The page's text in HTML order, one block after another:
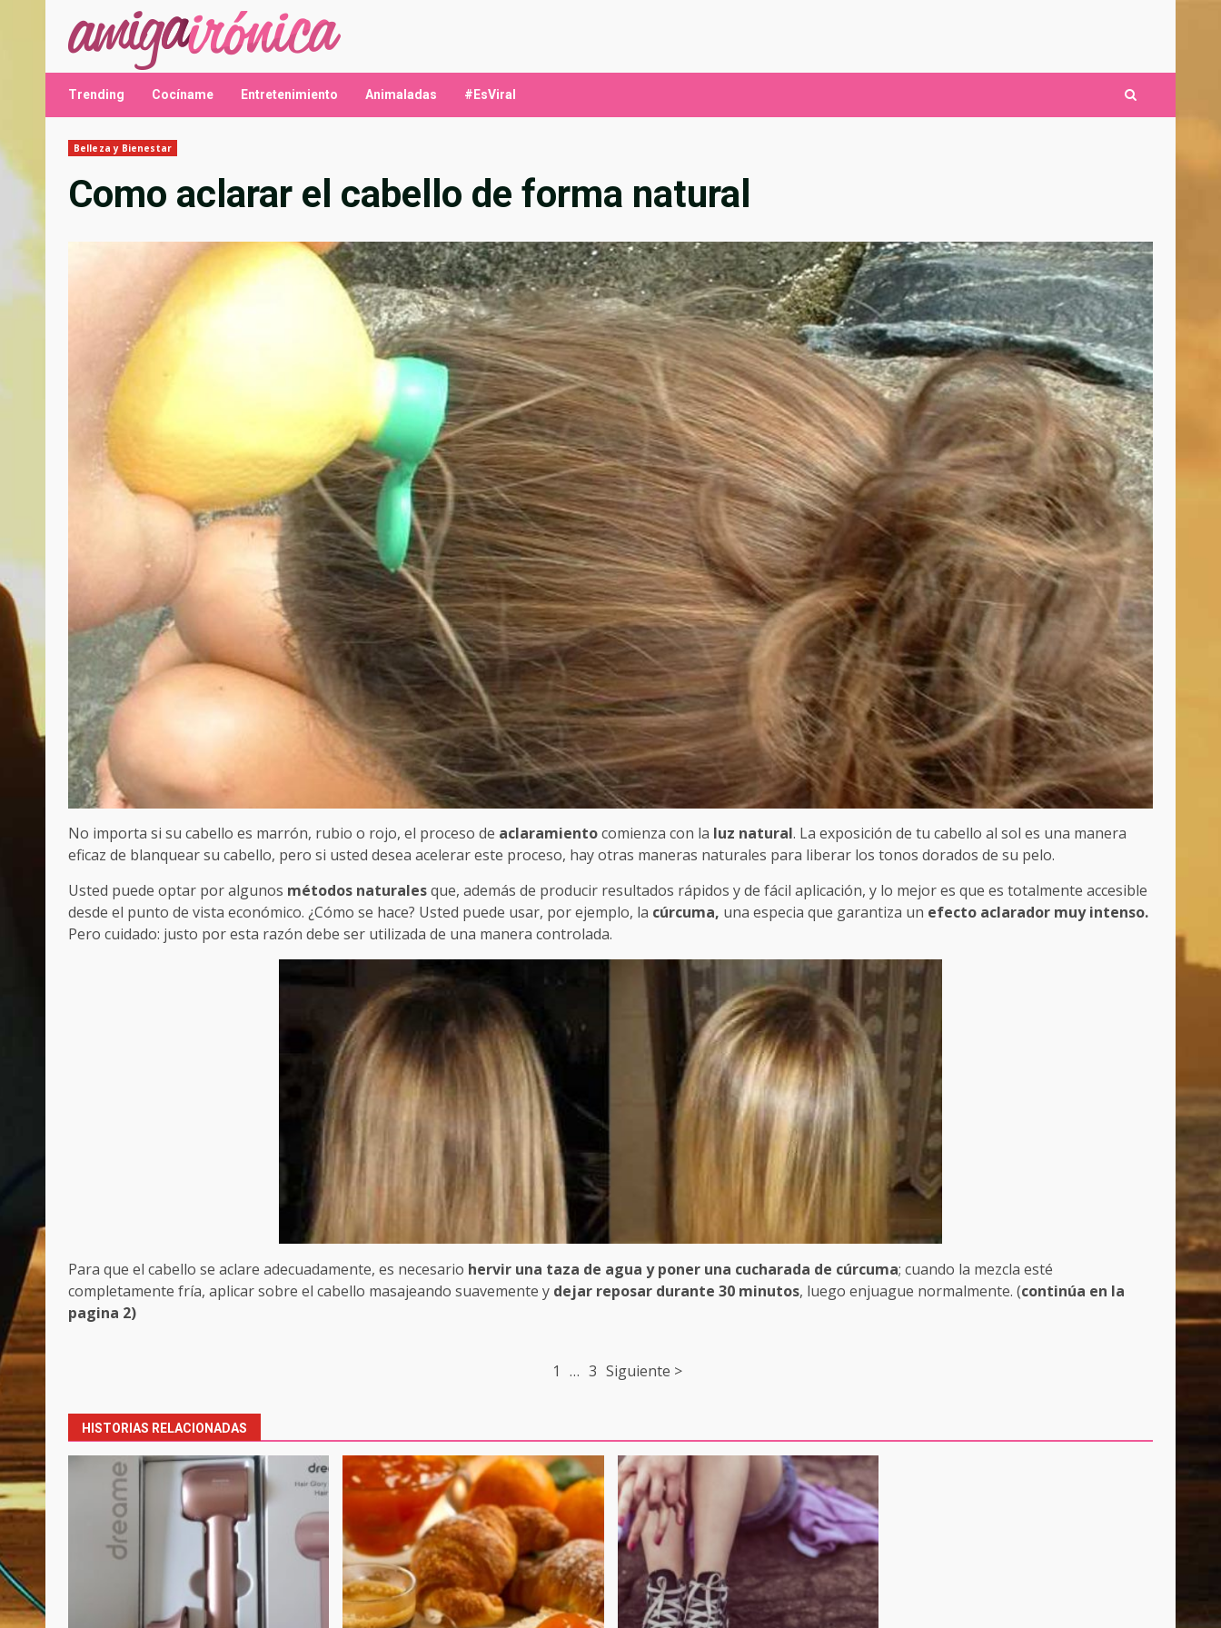
contenido
Trending Cocíname Entretenimiento Animaladas #EsViral
Belleza y Bienestar
Como aclarar el cabello de forma natural
No importa si su cabello es marrón, rubio o rojo, el proceso de aclaramientocomienza con la luz natural. La exposición de tu cabello al sol es una manera
eficaz de blanquear su cabello, pero si usted desea acelerar este proceso, hay otras maneras naturales para liberar los tonos dorados de su pelo.
Usted puede optar por algunos métodos naturalesque, además de producir resultados rápidos y de fácil aplicación, y lo mejor es que es totalmente accesible
desde el punto de vista económico. ¿Cómo se hace? Usted puede usar, por ejemplo, la cúrcuma, una especia que garantiza un efecto aclarador muy intenso.
Pero cuidado: justo por esta razón debe ser utilizada de una manera controlada.
Para que el cabello se aclare adecuadamente, es necesario hervir una taza de agua y poner una cucharada de cúrcuma; cuando la mezcla esté
completamente fría, aplicar sobre el cabello masajeando suavemente y dejar reposar durante 30 minutos, luego enjuague normalmente. (continúa en la
pagina 2)
1 … 3 Siguiente >
HISTORIAS RELACIONADAS